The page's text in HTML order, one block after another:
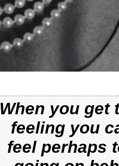
When you get
feeling you
feel perhaps